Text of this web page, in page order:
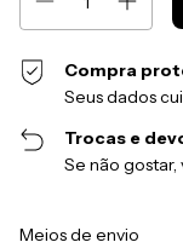
Compra
Seus dados
Trocas e
Se não
Entregas para o CEP:
Meios de envio